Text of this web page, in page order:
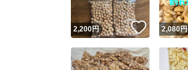
2,200円 いいね！
2,080円